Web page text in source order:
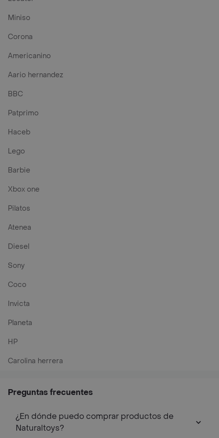
Miniso
Corona
Americanino
Aario hernandez
BBC
Patprimo
Haceb
Lego
Barbie
Xbox one
Pilatos
Atenea
Diesel
Sony
Coco
Invicta
Planeta
HP
Carolina herrera
Preguntas frecuentes
¿En dónde puedo comprar productos de
Naturaltoys?